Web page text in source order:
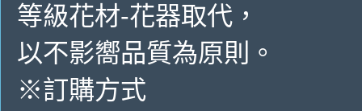
等級花材-花器取代，
以不影嚮品質為原則。
※訂購方式